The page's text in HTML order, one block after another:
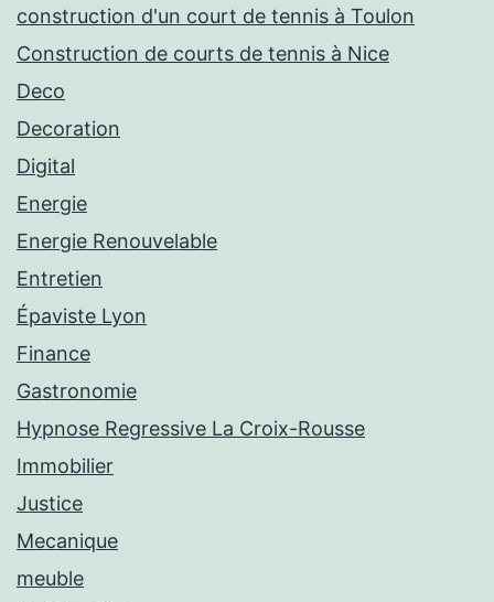
construction d'un court de tennis à Toulon
Construction de courts de tennis à Nice
Deco
Decoration
Digital
Energie
Energie Renouvelable
Entretien
Épaviste Lyon
Finance
Gastronomie
Hypnose Regressive La Croix-Rousse
Immobilier
Justice
Mecanique
meuble